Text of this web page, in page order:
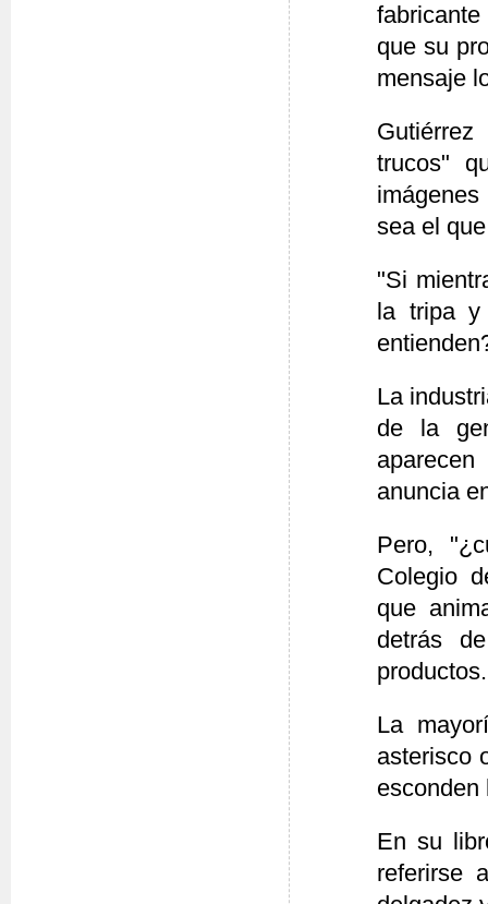
que su
mensaje
trucos"
sea el
"Si
la tripa y
La
de la
anuncia
Pero,
Colegio
que
detrás
La
asterisco
esconden
En su
referirse